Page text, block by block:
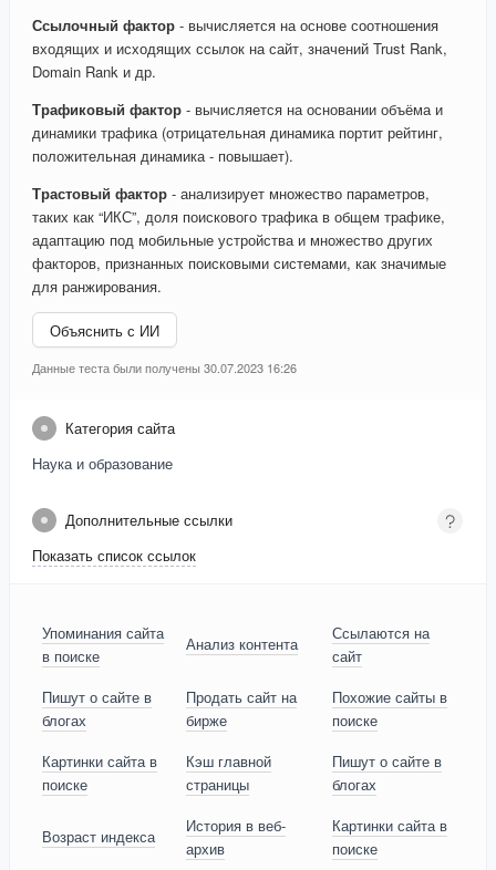
Ссылочный фактор - вычисляется на основе соотношения
входящих и исходящих ссылок на сайт, значений Trust Rank,
Domain Rank и др.
Трафиковый фактор - вычисляется на основании объёма и
динамики трафика (отрицательная динамика портит рейтинг,
положительная динамика - повышает).
Трастовый фактор - анализирует множество параметров,
таких как “ИКС”, доля поискового трафика в общем трафике,
адаптацию под мобильные устройства и множество других
факторов, признанных поисковыми системами, как значимые
для ранжирования.
Объяснить с ИИ
Данные теста были получены 30.07.2023 16:26
Категория сайта
Наука и образование
Дополнительные ссылки
Показать список ссылок
Упоминания сайта
в поиске
Анализ контента
Ссылаются на
сайт
Пишут о сайте в
блогах
Продать сайт на
бирже
Похожие сайты в
поиске
Картинки сайта в
поиске
Кэш главной
страницы
Пишут о сайте в
блогах
Возраст индекса
История в веб-
архив
Картинки сайта в
поиске